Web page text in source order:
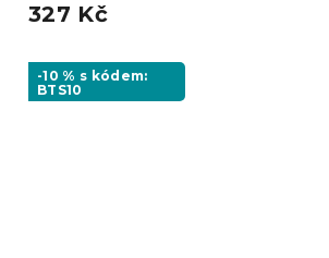
327 Kč
-10 % s kódem:
BTS10